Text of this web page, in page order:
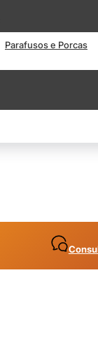
Parafusos e Porcas